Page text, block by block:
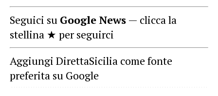
Seguici su Google News — clicca la
stellina ★ per seguirci
Aggiungi DirettaSicilia come fonte
preferita su Google